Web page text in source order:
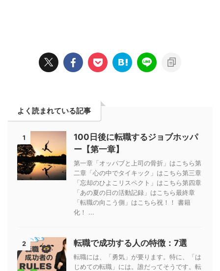
よく読まれている記事
1
100日後に転職するジョブホッパ
ー【第一章】
第一章「オッパブと上司の骨折」はこちら第
二章「心の中でタイキック」はこちら第三章
「忘却のひよこリスペクト」はこちら第四章
「あの夏の日の活動記録」はこちら最終章
「転職の向こう側」はこちら祝！！ 書籍
化！ ...
2 転職で成功する人の特徴：7選
転職には、「勇気」が要ります。特に、「は
じめての転職」には。誰だってそうです。転